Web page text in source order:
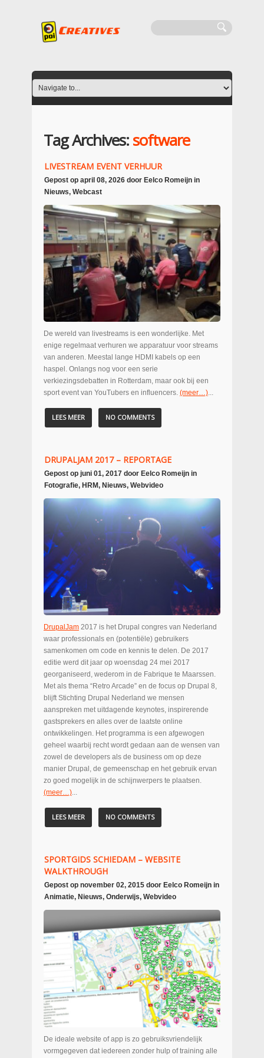
Tag Archives:software
LIVESTREAM EVENT VERHUUR
Gepost op april 08, 2026 door Eelco Romeijn in
Nieuws, Webcast
De wereld van livestreams is een wonderlijke. Met
enige regelmaat verhuren we apparatuur voor streams
van anderen. Meestal lange HDMI kabels op een
haspel. Onlangs nog voor een serie
verkiezingsdebatten in Rotterdam, maar ook bij een
sport event van YouTubers en influencers. (meer…)...
LEES MEER NO COMMENTS
DRUPALJAM 2017 – REPORTAGE
Gepost op juni 01, 2017 door Eelco Romeijn in
Fotografie, HRM, Nieuws, Webvideo
DrupalJam 2017 is het Drupal congres van Nederland
waar professionals en (potentiële) gebruikers
samenkomen om code en kennis te delen. De 2017
editie werd dit jaar op woensdag 24 mei 2017
georganiseerd, wederom in de Fabrique te Maarssen.
Met als thema “Retro Arcade” en de focus op Drupal 8,
blijft Stichting Drupal Nederland we mensen
aanspreken met uitdagende keynotes, inspirerende
gastsprekers en alles over de laatste online
ontwikkelingen. Het programma is een afgewogen
geheel waarbij recht wordt gedaan aan de wensen van
zowel de developers als de business om op deze
manier Drupal, de gemeenschap en het gebruik ervan
zo goed mogelijk in de schijnwerpers te plaatsen.
(meer…)...
LEES MEER NO COMMENTS
SPORTGIDS SCHIEDAM – WEBSITE
WALKTHROUGH
Gepost op november 02, 2015 door Eelco Romeijn in
Animatie, Nieuws, Onderwijs, Webvideo
De ideale website of app is zo gebruiksvriendelijk
vormgegeven dat iedereen zonder hulp of training alle